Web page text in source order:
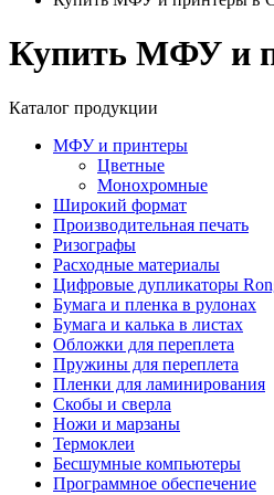
Купить МФУ и
Каталог продукции
МФУ и принтеры
Цветные
Монохромные
Широкий формат
Производительная печать
Ризографы
Расходные материалы
Цифровые дупликаторы
Бумага и пленка в рулонах
Бумага и калька в листах
Обложки для переплета
Пружины для переплета
Пленки для ламинирования
Скобы и сверла
Ножи и марзаны
Термоклеи
Бесшумные компьютеры
Программное обеспечение